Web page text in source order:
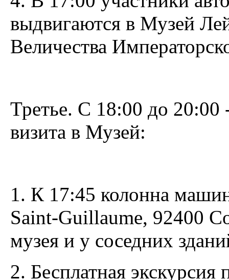
выдвигаются в Музей
Величества
Третье. С 18:00 до
визита в Музей:
1. К 17:45 колонна
Saint-Guillaume, 92400
музея и у соседних
2. Бесплатная